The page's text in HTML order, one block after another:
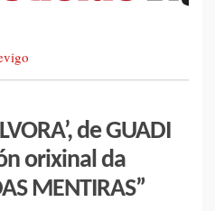
de GUADI
orixinal da
MENTIRAS”